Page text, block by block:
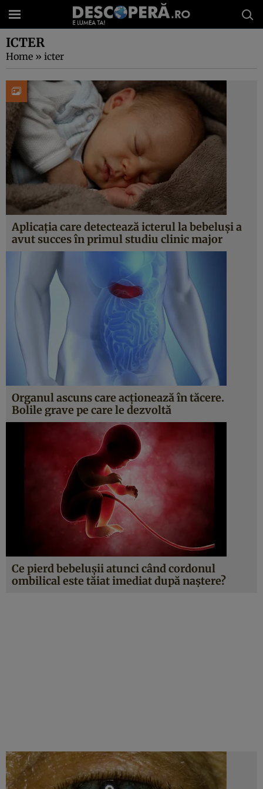
ICTER
Home » icter
Aplicația care detectează icterul la bebeluși a
avut succes în primul studiu clinic major
Organul ascuns care acţionează în tăcere.
Bolile grave pe care le dezvoltă
Ce pierd bebeluşii atunci când cordonul
ombilical este tăiat imediat după naştere?